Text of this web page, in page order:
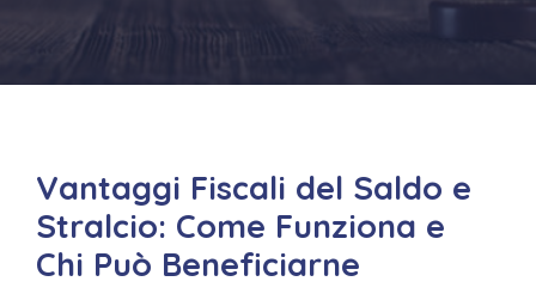
Vantaggi Fiscali del Saldo e
Stralcio: Come Funziona e
Chi Può Beneficiarne